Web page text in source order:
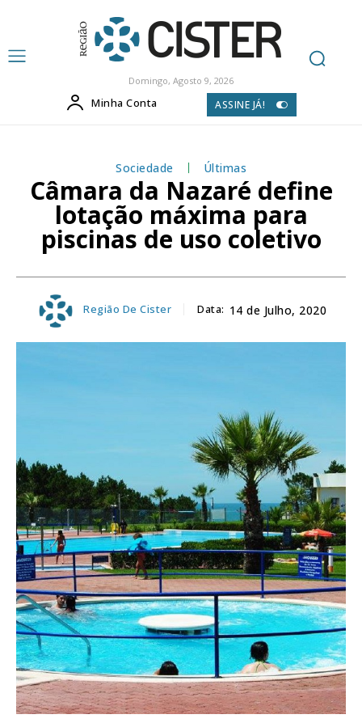
Domingo, Agosto 9, 2026
Minha Conta ASSINE JÁ!
Sociedade Últimas
Câmara da Nazaré define
lotação máxima para
piscinas de uso coletivo
Região De Cister Data: 14 de Julho, 2020